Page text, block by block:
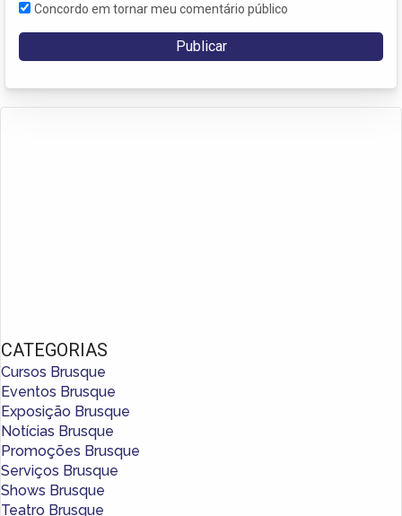
Concordo em tornar meu comentário público
CATEGORIAS
Cursos Brusque
Eventos Brusque
Exposição Brusque
Notícias Brusque
Promoções Brusque
Serviços Brusque
Shows Brusque
Teatro Brusque